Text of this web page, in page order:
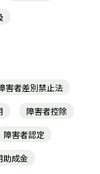
害者差別禁止法
障害者控除
障害者認定
助成金